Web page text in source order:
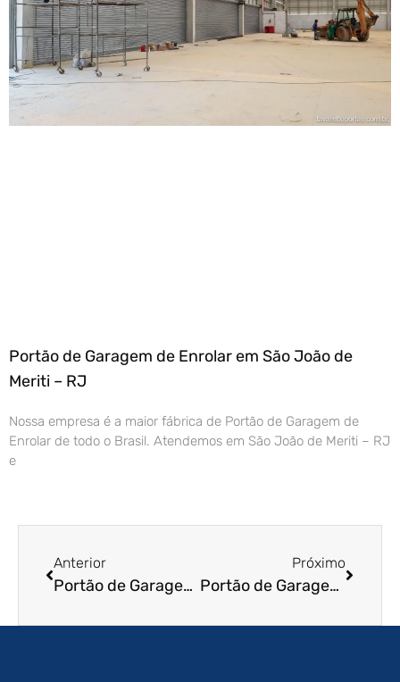
Portão de Garagem de Enrolar em São João de
Meriti – RJ
Nossa empresa é a maior fábrica de Portão de Garagem de
Enrolar de todo o Brasil. Atendemos em São João de Meriti – RJ
e
Anterior
Portão de Garagem de Enrolar em Sao Pedro – SP
Próximo
Portão de Garagem de Enrolar em Ibate – SP